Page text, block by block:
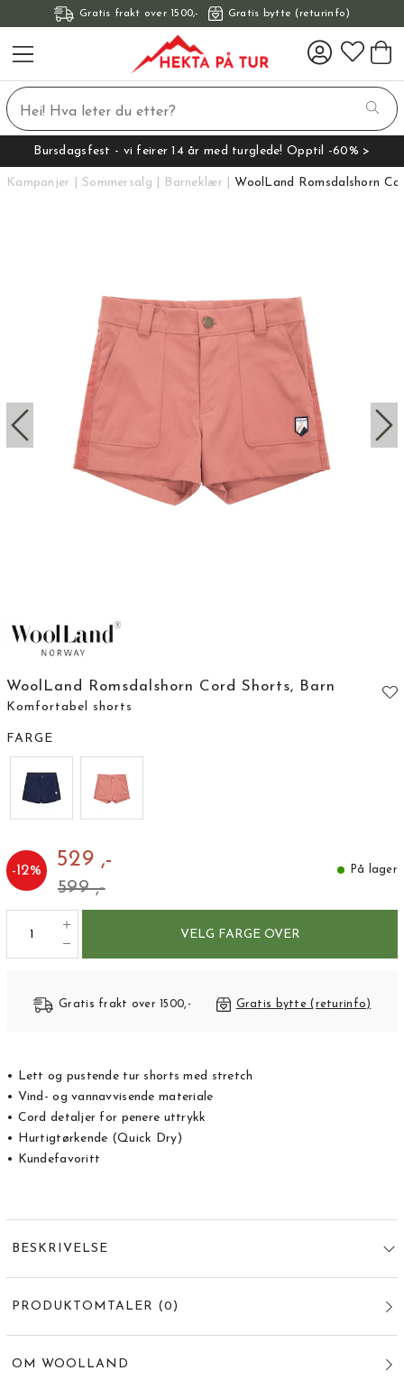
Gratis frakt over 1500,- Gratis bytte (returinfo)
Bursdagsfest - vi feirer 14 år med turglede! Opptil -60% >
Kampanjer Sommersalg Barneklær WoolLand Romsdalshorn
WoolLand Romsdalshorn Cord Shorts, Barn
Komfortabel shorts
FARGE
-12% 529 ,-
599 ,-
På lager
VELG FARGE OVER
Gratis frakt over 1500,- Gratis bytte (returinfo)
• Lett og pustende tur shorts med stretch
• Vind- og vannavvisende materiale
• Cord detaljer for penere uttrykk
• Hurtigtørkende (Quick Dry)
• Kundefavoritt
BESKRIVELSE
PRODUKTOMTALER (0 )
OM WOOLLAND